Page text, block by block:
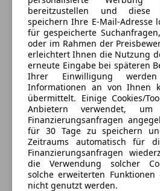
bereitzustellen und diese
speichern Ihre E-Mail-Adresse
für gespeicherte
oder im Rahmen der
erleichtert Ihnen die Nutzung
erneute Eingabe bei späteren
Ihrer Einwilligung werden
Informationen an von Ihnen
übermittelt. Einige Cookies/
Anbietern verwendet,
Finanzierungsanfragen
für 30 Tage zu speichern
Zeitraums automatisch für
Finanzierungsanfragen
die Verwendung solcher
solche erweiterten
nicht genutzt werden.